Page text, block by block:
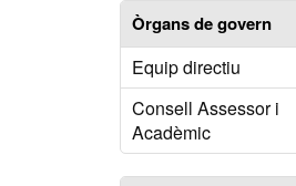
Òrgans de govern
Equip directiu
Consell Assessor i
Acadèmic